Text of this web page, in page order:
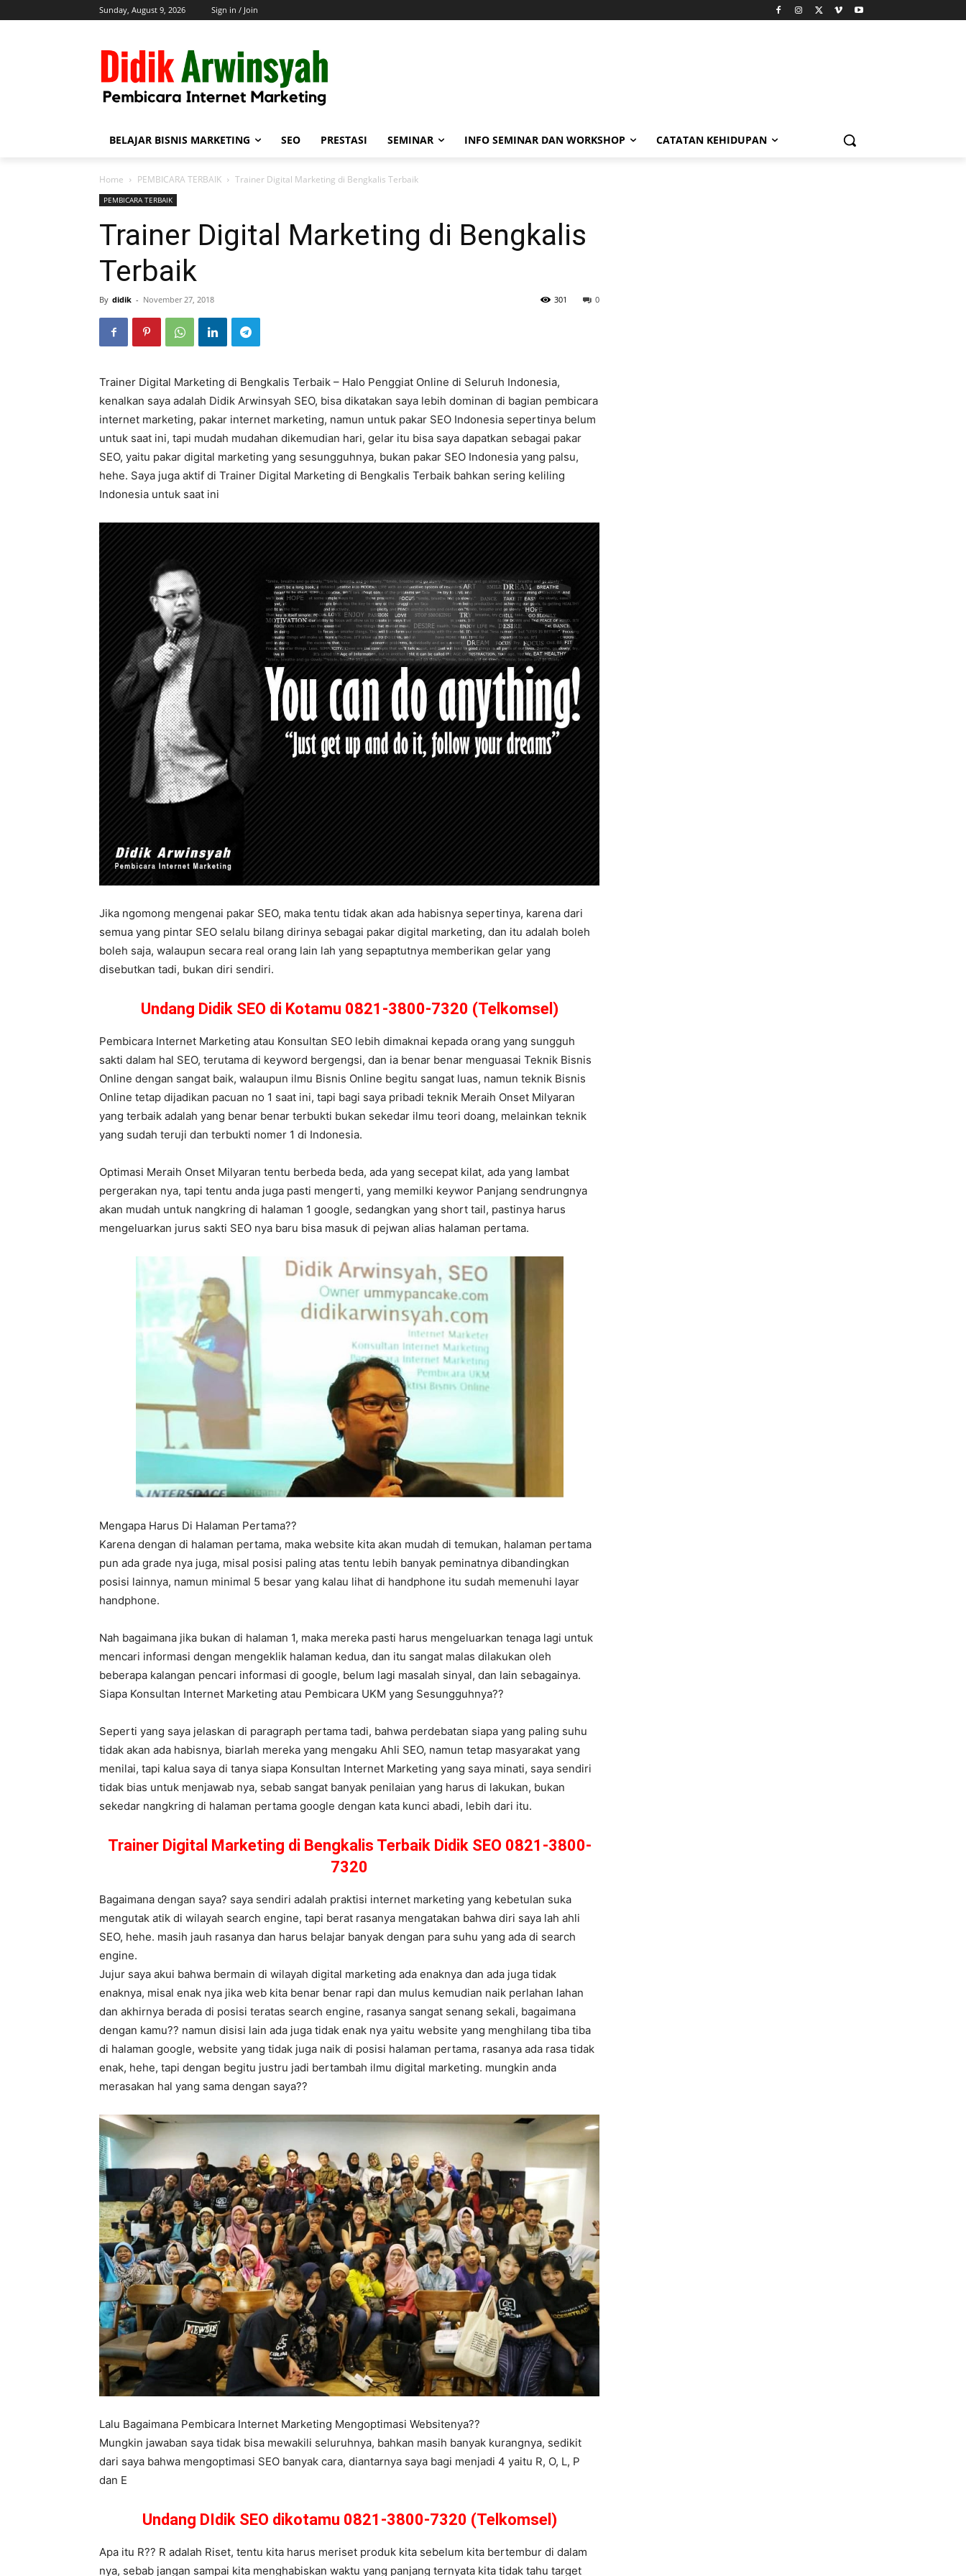
Sunday, August 9, 2026 Sign in / Join
BELAJAR BISNIS MARKETING SEO PRESTASI SEMINAR INFO SEMINAR DAN WORKSHOP CATATAN KEHIDUPAN
Home PEMBICARA TERBAIK Trainer Digital Marketing di Bengkalis Terbaik
PEMBICARA TERBAIK
Trainer Digital Marketing di Bengkalis
Terbaik
By didik - November 27, 2018 0
301
Trainer Digital Marketing di Bengkalis Terbaik – Halo Penggiat Online di Seluruh Indonesia,
kenalkan saya adalah Didik Arwinsyah SEO, bisa dikatakan saya lebih dominan di bagian pembicara
internet marketing, pakar internet marketing, namun untuk pakar SEO Indonesia sepertinya belum
untuk saat ini, tapi mudah mudahan dikemudian hari, gelar itu bisa saya dapatkan sebagai pakar
SEO, yaitu pakar digital marketing yang sesungguhnya, bukan pakar SEO Indonesia yang palsu,
hehe. Saya juga aktif di Trainer Digital Marketing di Bengkalis Terbaik bahkan sering keliling
Indonesia untuk saat ini
Jika ngomong mengenai pakar SEO, maka tentu tidak akan ada habisnya sepertinya, karena dari
semua yang pintar SEO selalu bilang dirinya sebagai pakar digital marketing, dan itu adalah boleh
boleh saja, walaupun secara real orang lain lah yang sepaptutnya memberikan gelar yang
disebutkan tadi, bukan diri sendiri.
Undang Didik SEO di Kotamu 0821-3800-7320 (Telkomsel)
Pembicara Internet Marketing atau Konsultan SEO lebih dimaknai kepada orang yang sungguh
sakti dalam hal SEO, terutama di keyword bergengsi, dan ia benar benar menguasai Teknik Bisnis
Online dengan sangat baik, walaupun ilmu Bisnis Online begitu sangat luas, namun teknik Bisnis
Online tetap dijadikan pacuan no 1 saat ini, tapi bagi saya pribadi teknik Meraih Onset Milyaran
yang terbaik adalah yang benar benar terbukti bukan sekedar ilmu teori doang, melainkan teknik
yang sudah teruji dan terbukti nomer 1 di Indonesia.
Optimasi Meraih Onset Milyaran tentu berbeda beda, ada yang secepat kilat, ada yang lambat
pergerakan nya, tapi tentu anda juga pasti mengerti, yang memilki keywor Panjang sendrungnya
akan mudah untuk nangkring di halaman 1 google, sedangkan yang short tail, pastinya harus
mengeluarkan jurus sakti SEO nya baru bisa masuk di pejwan alias halaman pertama.
Mengapa Harus Di Halaman Pertama??
Karena dengan di halaman pertama, maka website kita akan mudah di temukan, halaman pertama
pun ada grade nya juga, misal posisi paling atas tentu lebih banyak peminatnya dibandingkan
posisi lainnya, namun minimal 5 besar yang kalau lihat di handphone itu sudah memenuhi layar
handphone.
Nah bagaimana jika bukan di halaman 1, maka mereka pasti harus mengeluarkan tenaga lagi untuk
mencari informasi dengan mengeklik halaman kedua, dan itu sangat malas dilakukan oleh
beberapa kalangan pencari informasi di google, belum lagi masalah sinyal, dan lain sebagainya.
Siapa Konsultan Internet Marketing atau Pembicara UKM yang Sesungguhnya??
Seperti yang saya jelaskan di paragraph pertama tadi, bahwa perdebatan siapa yang paling suhu
tidak akan ada habisnya, biarlah mereka yang mengaku Ahli SEO, namun tetap masyarakat yang
menilai, tapi kalua saya di tanya siapa Konsultan Internet Marketing yang saya minati, saya sendiri
tidak bias untuk menjawab nya, sebab sangat banyak penilaian yang harus di lakukan, bukan
sekedar nangkring di halaman pertama google dengan kata kunci abadi, lebih dari itu.
Trainer Digital Marketing di Bengkalis Terbaik Didik SEO 0821-3800-
7320
Bagaimana dengan saya? saya sendiri adalah praktisi internet marketing yang kebetulan suka
mengutak atik di wilayah search engine, tapi berat rasanya mengatakan bahwa diri saya lah ahli
SEO, hehe. masih jauh rasanya dan harus belajar banyak dengan para suhu yang ada di search
engine.
Jujur saya akui bahwa bermain di wilayah digital marketing ada enaknya dan ada juga tidak
enaknya, misal enak nya jika web kita benar benar rapi dan mulus kemudian naik perlahan lahan
dan akhirnya berada di posisi teratas search engine, rasanya sangat senang sekali, bagaimana
dengan kamu?? namun disisi lain ada juga tidak enak nya yaitu website yang menghilang tiba tiba
di halaman google, website yang tidak juga naik di posisi halaman pertama, rasanya ada rasa tidak
enak, hehe, tapi dengan begitu justru jadi bertambah ilmu digital marketing. mungkin anda
merasakan hal yang sama dengan saya??
Lalu Bagaimana Pembicara Internet Marketing Mengoptimasi Websitenya??
Mungkin jawaban saya tidak bisa mewakili seluruhnya, bahkan masih banyak kurangnya, sedikit
dari saya bahwa mengoptimasi SEO banyak cara, diantarnya saya bagi menjadi 4 yaitu R, O, L, P
dan E
Undang DIdik SEO dikotamu 0821-3800-7320 (Telkomsel)
Apa itu R?? R adalah Riset, tentu kita harus meriset produk kita sebelum kita bertembur di dalam
nya, sebab jangan sampai kita menghabiskan waktu yang panjang ternyata kita tidak tahu target